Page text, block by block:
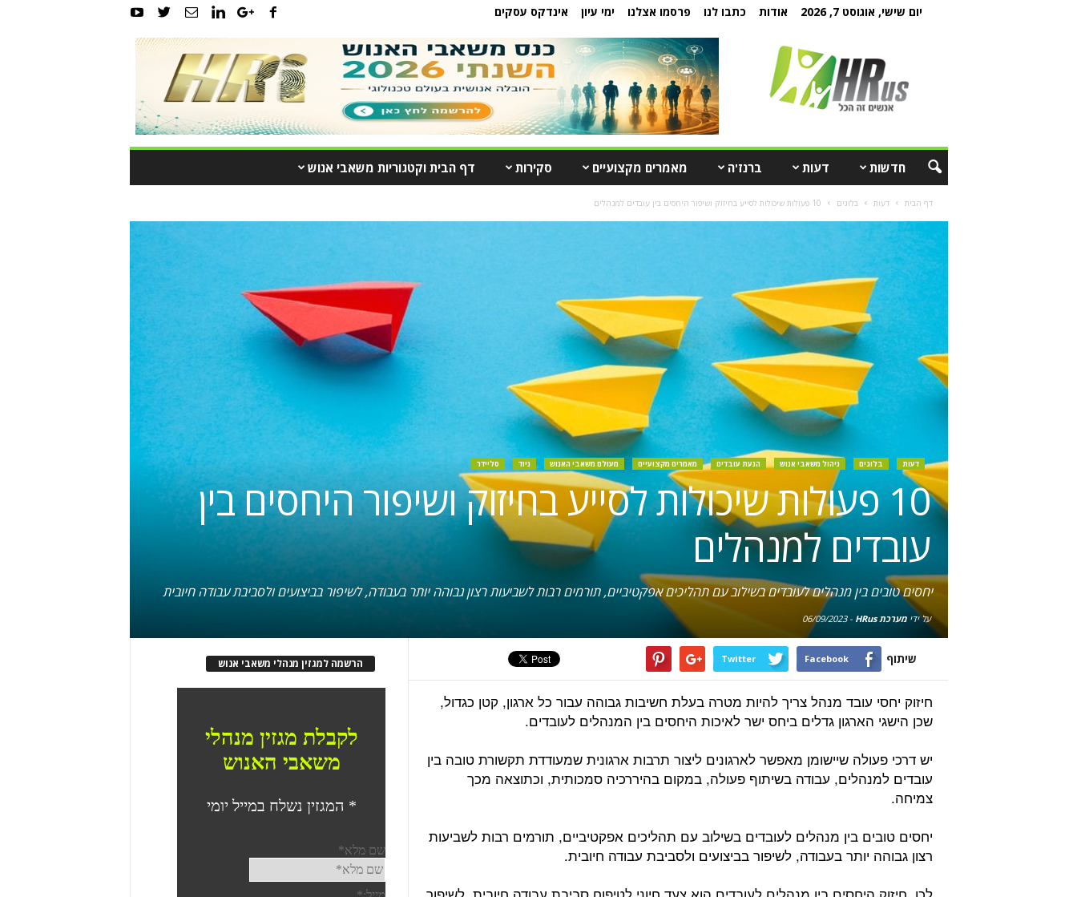
יום שישי, אוגוסט 7, 2026 אודות כתבו לנו פרסמו אצלנו ימי עיון אינדקס עסקים
חדשות דעות ברנז'ה מאמרים מקצועיים סקירות דף הבית וקטגוריות משאבי אנוש
דף הבית דעות בלוגים 10 פעולות שיכולות לסייע בחיזוק ושיפור היחסים בין עובדים למנהלים
דעות בלוגים ניהול משאבי אנוש הנעת עובדים מאמרים מקצועיים מעולם משאבי האנוש ניוד סליידר
10 פעולות שיכולות לסייע בחיזוק ושיפור היחסים בין
עובדים למנהלים
יחסים טובים בין מנהלים לעובדים בשילוב עם תהליכים אפקטיביים, תורמים רבות לשביעות רצון גבוהה יותר בעבודה, לשיפור בביצועים ולסביבת עבודה חיובית
על ידימערכת HRus -
06/09/2023
שיתוף Facebook
Twitter
חיזוק יחסי עובד מנהל צריך להיות מטרה בעלת חשיבות גבוהה עבור כל ארגון, קטן כגדול,
שכן הישגי הארגון גדלים ביחס ישר לאיכות היחסים בין המנהלים לעובדים.
יש דרכי פעולה שיישומן מאפשר לארגונים ליצור תרבות ארגונית שמעודדת תקשורת טובה בין
עובדים למנהלים, עבודה בשיתוף פעולה, במקום בהיררכיה סמכותית, וכתוצאה מכך
צמיחה.
יחסים טובים בין מנהלים לעובדים בשילוב עם תהליכים אפקטיביים, תורמים רבות לשביעות
רצון גבוהה יותר בעבודה, לשיפור בביצועים ולסביבת עבודה חיובית.
הרשמה למגזין מנהלי משאבי אנוש